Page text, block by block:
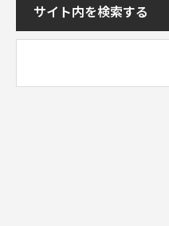
サイト内を検索する